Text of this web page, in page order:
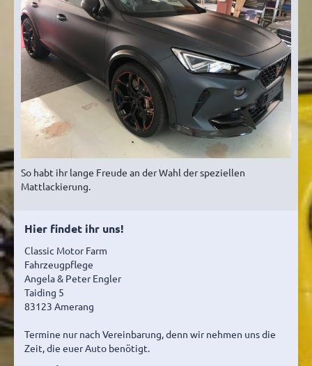
So habt ihr lange Freude an der Wahl der speziellen
Mattlackierung.
Hier findet ihr uns!
Classic Motor Farm
Fahrzeugpflege
Angela & Peter Engler
Taiding 5
83123 Amerang
Termine nur nach Vereinbarung, denn wir nehmen uns die
Zeit, die euer Auto benötigt.